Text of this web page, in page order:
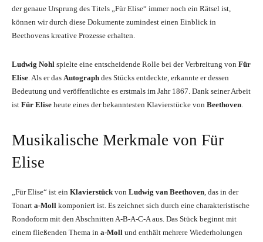
der genaue Ursprung des Titels „Für Elise“ immer noch ein Rätsel ist,
können wir durch diese Dokumente zumindest einen Einblick in
Beethovens kreative Prozesse erhalten.
Ludwig Nohl spielte eine entscheidende Rolle bei der Verbreitung von Für
Elise. Als er das Autograph des Stücks entdeckte, erkannte er dessen
Bedeutung und veröffentlichte es erstmals im Jahr 1867. Dank seiner Arbeit
ist Für Elise heute eines der bekanntesten Klavierstücke von Beethoven.
Musikalische Merkmale von Für
Elise
„Für Elise“ ist ein Klavierstück von Ludwig van Beethoven, das in der
Tonart a-Moll komponiert ist. Es zeichnet sich durch eine charakteristische
Rondoform mit den Abschnitten A-B-A-C-A aus. Das Stück beginnt mit
einem fließenden Thema in a-Moll und enthält mehrere Wiederholungen